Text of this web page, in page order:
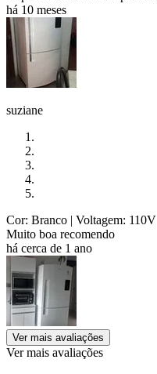
há 10 meses
suziane
Cor: Branco | Voltagem: 110V
Muito boa recomendo
há cerca de 1 ano
Ver mais avaliações
Ver mais avaliações